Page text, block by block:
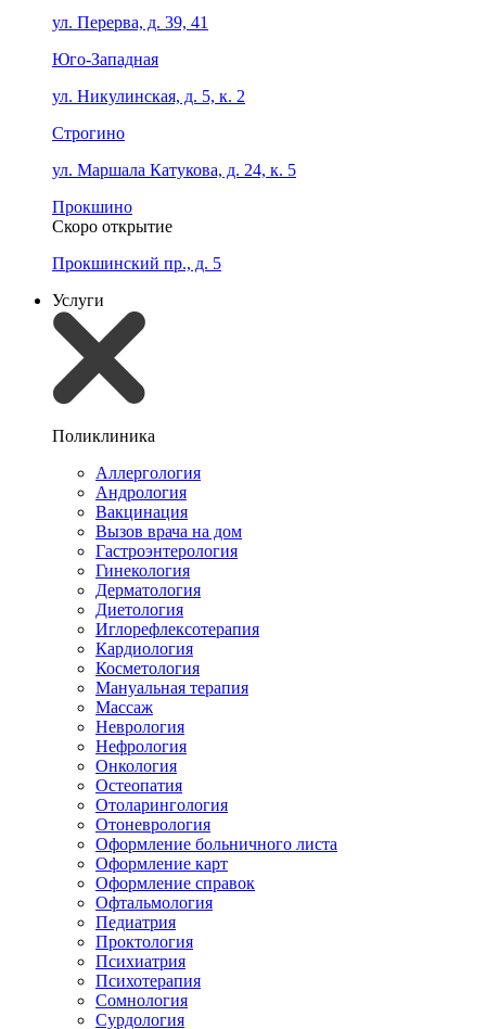
ул. Перерва, д. 39, 41
Юго-Западная
ул. Никулинская, д. 5, к. 2
Строгино
ул. Маршала Катукова, д. 24, к. 5
Прокшино
Скоро открытие
Прокшинский пр., д. 5
Услуги
Поликлиника
Аллергология
Андрология
Вакцинация
Вызов врача на дом
Гастроэнтерология
Гинекология
Дерматология
Диетология
Иглорефлексотерапия
Кардиология
Косметология
Мануальная терапия
Массаж
Неврология
Нефрология
Онкология
Остеопатия
Отоларингология
Отоневрология
Оформление больничного листа
Оформление карт
Оформление справок
Офтальмология
Педиатрия
Проктология
Психиатрия
Психотерапия
Сомнология
Сурдология